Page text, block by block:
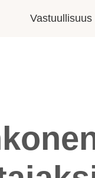
Vastuullisuus